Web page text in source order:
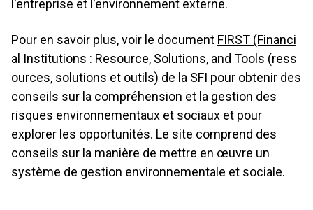
l'entreprise et l'environnement externe.
Pour en savoir plus,voir le document FIRST (Financi
al Institutions : Resource, Solutions, and Tools (ress
ources, solutions et outils) de la SFI pour obtenir des
conseils sur la compréhension et la gestion des
risques environnementaux et sociaux et pour
explorer les opportunités. Le site comprend des
conseils sur la manière de mettre en œuvre un
système de gestion environnementale et sociale.